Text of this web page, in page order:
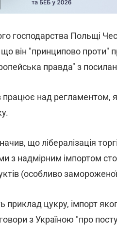
господарства Польщі
що він "принципово проти"
правда" з
над регламентом,
що лібералізація
з надмірним імпортом
(особливо
приклад цукру, імпорт
з Україною "про